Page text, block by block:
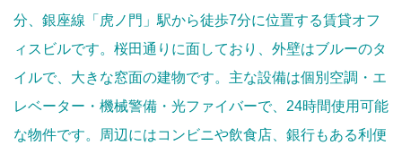
分、銀座線「虎ノ門」駅から徒歩7分に位置する賃貸オフ
ィスビルです。桜田通りに面しており、外壁はブルーのタ
イルで、大きな窓面の建物です。主な設備は個別空調・エ
レベーター・機械警備・光ファイバーで、24時間使用可能
な物件です。周辺にはコンビニや飲食店、銀行もある利便